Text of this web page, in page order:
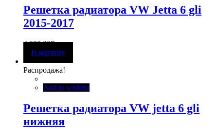
Решетка радиатора VW Jetta 6 gli
2015-2017
4 000,00Р
В корзину
Распродажа!
Add to wishlist
Решетка радиатора VW jetta 6 gli
нижняя